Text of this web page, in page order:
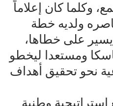
وكلما كان إعلاماً
ولديه خطة
على خطاها،
ومستعدا ليخطو
نحو تحقيق أهداف
وطنية